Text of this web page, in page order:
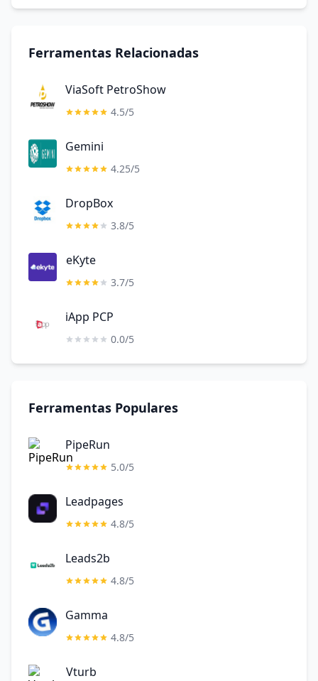
Ferramentas Relacionadas
ViaSoft PetroShow
4.5/5
Gemini
4.25/5
DropBox
3.8/5
eKyte
3.7/5
iApp PCP
0.0/5
Ferramentas Populares
PipeRun
5.0/5
Leadpages
4.8/5
Leads2b
4.8/5
Gamma
4.8/5
Vturb